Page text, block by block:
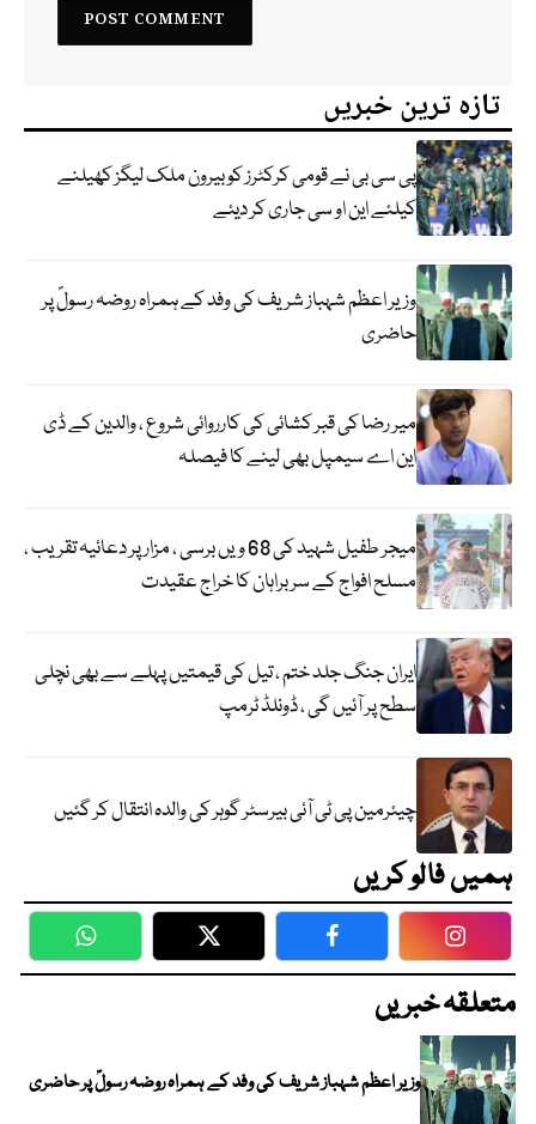
تازہ ترین خبریں
پی سی بی نے قومی کرکٹرز کو بیرون ملک لیگز کھیلنے
کیلئے این او سی جاری کر دیئے
وزیر اعظم شہباز شریف کی وفد کے ہمراہ روضہ رسولؐ پر
حاضری
میر رضا کی قبر کشائی کی کارروائی شروع ، والدین کے ڈی
این اے سیمپل بھی لینے کا فیصلہ
میجر طفیل شہید کی 68 ویں برسی ، مزار پر دعائیہ تقریب ،
مسلح افواج کے سربراہان کا خراج عقیدت
ایران جنگ جلد ختم ، تیل کی قیمتیں پہلے سے بھی نچلی
سطح پر آئیں گی ، ڈونلڈ ٹرمپ
چیئرمین پی ٹی آئی بیرسٹر گوہر کی والدہ انتقال کر گئیں
ہمیں فالو کریں
WhatsApp Twitter Facebook
متعلقہ خبریں
وزیر اعظم شہباز شریف کی وفد کے ہمراہ روضہ رسولؐ پر حاضری